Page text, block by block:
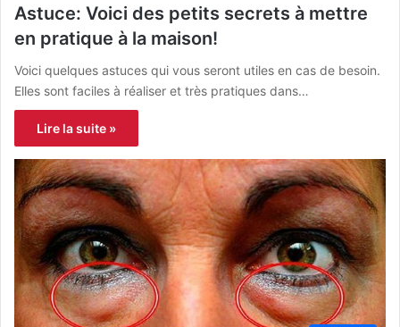
Astuce: Voici des petits secrets à mettre
en pratique à la maison!
Voici quelques astuces qui vous seront utiles en cas de besoin.
Elles sont faciles à réaliser et très pratiques dans…
Lire la suite »